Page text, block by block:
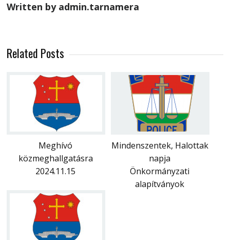
Written by admin.tarnamera
Related Posts
Meghívó
közmeghallgatásra
2024.11.15
Mindenszentek, Halottak
napja
Önkormányzati
alapítványok